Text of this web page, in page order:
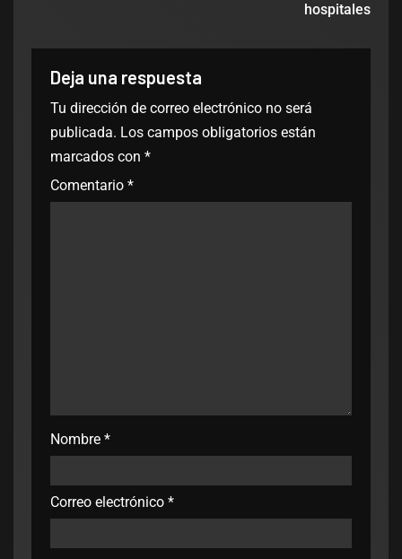
hospitales
Deja una respuesta
Tu dirección de correo electrónico no será
publicada. Los campos obligatorios están
marcados con *
Comentario *
Nombre *
Correo electrónico *